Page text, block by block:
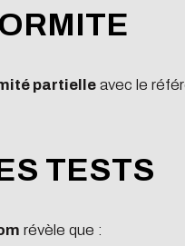
Recruter nos
Recruter nos
partielle avec le
TESTS
révèle que :